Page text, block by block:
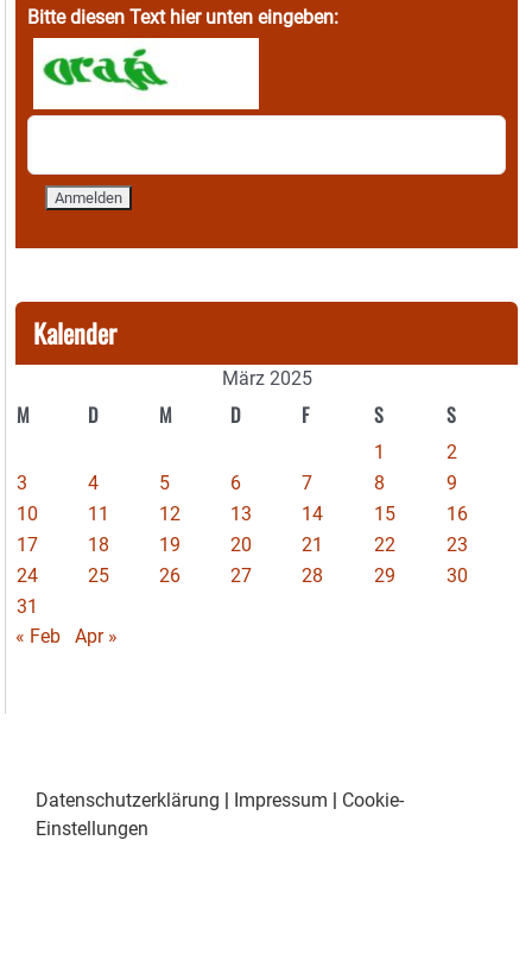
Bitte diesen Text hier unten eingeben:
Kalender
März 2025
M D M D F S S
1
2
3
4 5 6 7 8
9
10
11 12 13 14 15
16
17
18 19 20 21 22
23
24
25 26 27 28 29
30
31
« Feb
Apr »
Datenschutzerklärung Impressum
Cookie-
Einstellungen